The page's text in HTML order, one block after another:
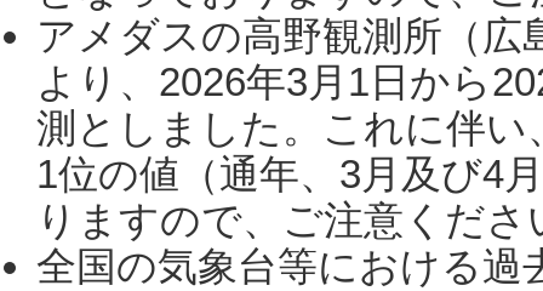
アメダスの高野観測所（
より、2026年3月1日から
測としました。これに伴い
1位の値（通年、3月及び4
りますので、ご注意くだ
全国の気象台等における過